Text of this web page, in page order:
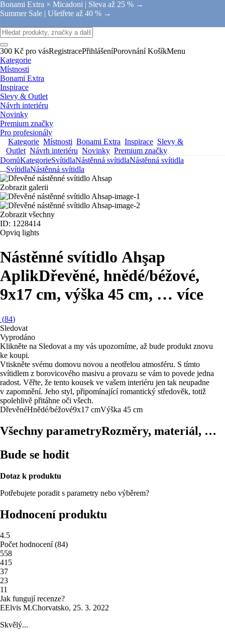
Bonami Extra × Micadoni | Sleva až 25 % →
Summer Sale | Ušetřete až 40 % →
300 Kč pro vásRegistracePřihlášeníPorovnání KošíkMenu
Kategorie
Místnosti
Bonami Extra
Inspirace
Slevy & Outlet
Návrh interiéru
Novinky
Premium značky
Pro profesionály
Kategorie Místnosti Bonami Extra Inspirace Slevy &
Outlet Návrh interiéru Novinky Premium značky
DomůKategorieSvítidlaNástěnná svítidlaNástěnná svítidla
...SvítidlaNástěnná svítidla
Zobrazit galerii
Zobrazit všechny
ID: 1228414
Opviq lights
Nástěnné svítidlo Ahşap
AplikDřevěné, hnědé/béžové,
9x17 cm, výška 45 cm, … více
(84)
Sledovat
Vyprodáno
Klikněte na Sledovat a my vás upozorníme, až bude produkt znovu
ke koupi.
Vtiskněte svému domovu novou a neotřelou atmosféru. S tímto
svítidlem z borovicového masivu a provazu se vám to povede jedna
radost. Věřte, že tento kousek ve vašem interiéru jen tak neupadne
v zapomnění. Jeho styl, připomínající romantický středověk, totiž
spolehlivě přitáhne oči všech.
DřevěnéHnědé/béžové9x17 cmVýška 45 cm
Všechny parametryRozměry, materiál, …
Bude se hodit
Dotaz k produktu
Potřebujete poradit s parametry nebo výběrem?
Hodnocení produktu
4.5
Počet hodnocení(84)
558
415
37
23
11
Jak fungují recenze?
EElvis M.Chorvatsko, 25. 3. 2022
Skvělý...